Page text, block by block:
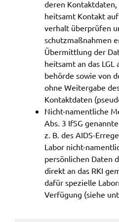
deren
heits­amt Kontakt
ver­halt über­prü­fen
schutz­maß­nah­men
Über­mitt­lung der
heits­amt an das
be­hör­de sowie von
ohne Weiter­ga­be
Kontakt­da­ten
Nicht-nament­li­che
Abs. 3 IfSG
z. B. des AIDS-
Labor nicht-
persön­li­chen Daten
direkt an das RKI
dafür spezi­el­le
Verfü­gung (siehe
gelten. Auf unserem
Funktionen von
Wiedergabe von Videos
Funktionen werden
901 Cherry Ave. San
unterliegen also nicht
Hierbei wird der
verwendet, der nach
Speicherung von
Wiedergabe des/der
Wiedergabe
gestartet, setzt YouTube
Informationen über das
sammeln. Anders als bei
werden Sie insofern